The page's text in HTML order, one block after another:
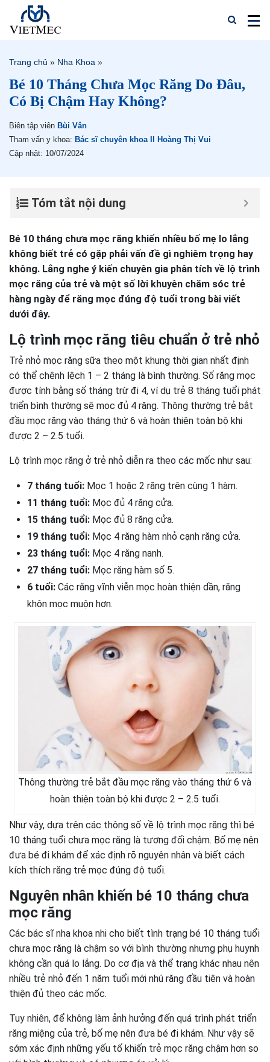
Trang chủ » Nha Khoa »
Bé 10 Tháng Chưa Mọc Răng Do Đâu,
Có Bị Chậm Hay Không?
Biên tập viên Bùi Vân
Tham vấn y khoa: Bác sĩ chuyên khoa II Hoàng Thị Vui
Cập nhật: 10/07/2024
Tóm tắt nội dung
Bé 10 tháng chưa mọc răng khiến nhiều bố mẹ lo lắng
không biết trẻ có gặp phải vấn đề gì nghiêm trọng hay
không. Lắng nghe ý kiến chuyên gia phân tích về lộ trình
mọc răng của trẻ và một số lời khuyên chăm sóc trẻ
hàng ngày để răng mọc đúng độ tuổi trong bài viết
dưới đây.
Lộ trình mọc răng tiêu chuẩn ở trẻ nhỏ
Trẻ nhỏ mọc răng sữa theo một khung thời gian nhất định
có thể chênh lệch 1 – 2 tháng là bình thường. Số răng mọc
được tính bằng số tháng trừ đi 4, ví dụ trẻ 8 tháng tuổi phát
triển bình thường sẽ mọc đủ 4 răng. Thông thường trẻ bắt
đầu mọc răng vào tháng thứ 6 và hoàn thiện toàn bộ khi
được 2 – 2.5 tuổi.
Lộ trình mọc răng ở trẻ nhỏ diễn ra theo các mốc như sau:
7 tháng tuổi: Mọc 1 hoặc 2 răng trên cùng 1 hàm.
11 tháng tuổi: Mọc đủ 4 răng cửa.
15 tháng tuổi: Mọc đủ 8 răng cửa.
19 tháng tuổi: Mọc 4 răng hàm nhỏ cạnh răng cửa.
23 tháng tuổi: Mọc 4 răng nanh.
27 tháng tuổi: Mọc răng hàm số 5.
6 tuổi: Các răng vĩnh viễn mọc hoàn thiện dần, răng
khôn mọc muộn hơn.
Thông thường trẻ bắt đầu mọc răng vào tháng thứ 6 và
hoàn thiện toàn bộ khi được 2 – 2.5 tuổi.
Như vậy, dựa trên các thông số về lộ trình mọc răng thì bé
10 tháng tuổi chưa mọc răng là tương đối chậm. Bố mẹ nên
đưa bé đi khám để xác định rõ nguyên nhân và biết cách
kích thích răng trẻ mọc đúng độ tuổi.
Nguyên nhân khiến bé 10 tháng chưa
mọc răng
Các bác sĩ nha khoa nhi cho biết tình trạng bé 10 tháng tuổi
chưa mọc răng là chậm so với bình thường nhưng phụ huynh
không cần quá lo lắng. Do cơ địa và thể trạng khác nhau nên
nhiều trẻ nhỏ đến 1 năm tuổi mới nhú răng đầu tiên và hoàn
thiện đủ theo các mốc.
Tuy nhiên, để không làm ảnh hưởng đến quá trình phát triển
răng miệng của trẻ, bố mẹ nên đưa bé đi khám. Như vậy sẽ
sớm xác định những yếu tố khiến trẻ mọc răng chậm hơn so